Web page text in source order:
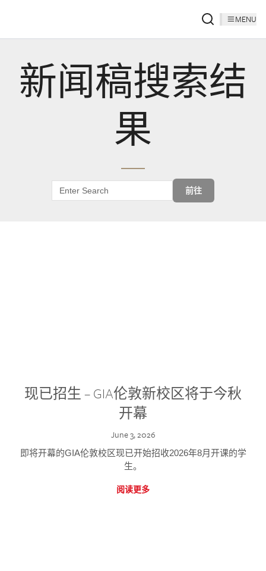
MENU
新闻稿搜索结
果
前往
现已招生 – GIA伦敦新校区将于今秋
开幕
June 3, 2026
即将开幕的GIA伦敦校区现已开始招收2026年8月开课的学
生。
阅读更多